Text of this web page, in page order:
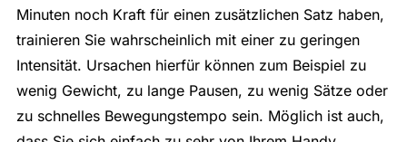
Minuten noch Kraft für einen zusätzlichen Satz haben,
trainieren Sie wahrscheinlich mit einer zu geringen
Intensität. Ursachen hierfür können zum Beispiel zu
wenig Gewicht, zu lange Pausen, zu wenig Sätze oder
zu schnelles Bewegungstempo sein. Möglich ist auch,